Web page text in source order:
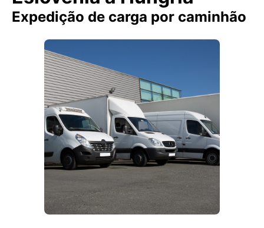
Expedição de carga por caminhão